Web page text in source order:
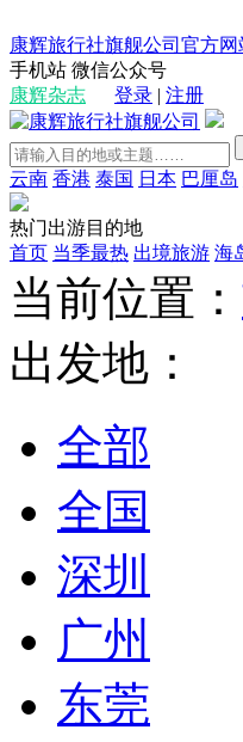
康辉旅行社旗舰公司官方网
手机站 微信公众号
康辉杂志
登录 | 注册
云南 香港 泰国 日本 巴厘岛
热门出游目的地
首页 当季最热 出境旅游 海
当前位置：
出发地：
全部
全国
深圳
广州
东莞